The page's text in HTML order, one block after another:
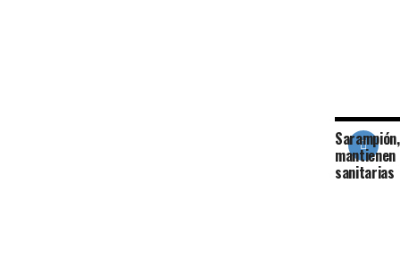
sanitarias